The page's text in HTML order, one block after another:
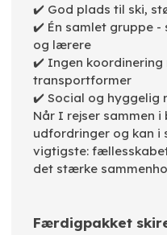
✔️ God plads til ski,
✔️ Én samlet gruppe
og lærere
✔️ Ingen koordinering
transportformer
✔️ Social og hyggelig
Når I rejser sammen
udfordringer og kan i
vigtigste:
det stærke
Færdigpakket